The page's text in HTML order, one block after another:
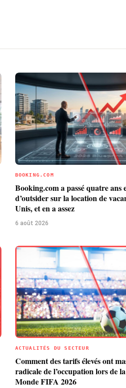
BOOKING.COM
Booking.com a passé quatre ans
d’outsider sur la location de
Unis, et en a assez
6 août 2026
ACTUALITÉS DU SECTEUR
Comment des tarifs élevés ont
radicale de l’occupation lors de
Monde FIFA 2026